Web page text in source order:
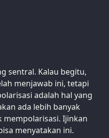
sentral. Kalau begitu,
menjawab ini, tetapi
adalah hal yang
ada lebih banyak
mempolarisasi. Ijinkan
menyatakan ini.